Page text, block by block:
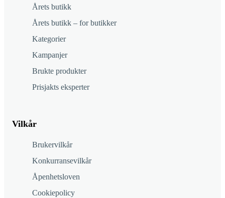
Årets butikk
Årets butikk – for butikker
Kategorier
Kampanjer
Brukte produkter
Prisjakts eksperter
Vilkår
Brukervilkår
Konkurransevilkår
Åpenhetsloven
Cookiepolicy